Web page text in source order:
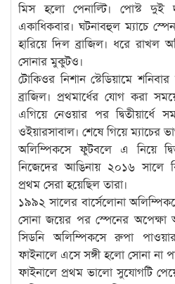
মিস হলো পেনাল্টি। পোস্ট
একাধিকবার। ঘটনাবহুল ম্যাচে
হারিয়ে দিল ব্রাজিল। ধরে
সোনার মুকুটও।
টোকিওর নিশান স্টেডিয়ামে
ব্রাজিল। প্রথমার্ধের যোগ করা
এগিয়ে নেওয়ার পর দ্বিতীয়ার্ধে
ওইয়ারসাবাল। শেষে গিয়ে ম্যাচের
অলিম্পিকসে ফুটবলে এ নিয়ে
নিজেদের আঙিনায় ২০১৬ সালে
প্রথম সেরা হয়েছিল তারা।
১৯৯২ সালের বার্সেলোনা
সোনা জয়ের পর স্পেনের
সিডনি অলিম্পিকসে রুপা
ফাইনালে এসে সঙ্গী হলো সোনা না
ফাইনালে প্রথম ভালো সুযোগটি